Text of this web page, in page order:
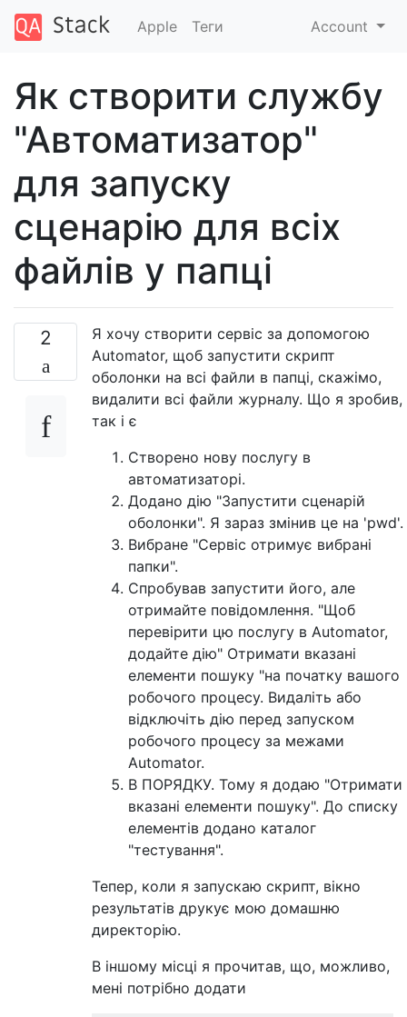
Apple Теги Account
Як створити службу
"Автоматизатор"
для запуску
сценарію для всіх
файлів у папці
2
Я хочу створити сервіс за допомогою
Automator, щоб запустити скрипт
оболонки на всі файли в папці, скажімо,
видалити всі файли журналу. Що я зробив,
так і є
Створено нову послугу в
автоматизаторі.
Додано дію "Запустити сценарій
оболонки". Я зараз змінив це на 'pwd'.
Вибране "Сервіс отримує вибрані
папки".
Спробував запустити його, але
отримайте повідомлення. "Щоб
перевірити цю послугу в Automator,
додайте дію" Отримати вказані
елементи пошуку "на початку вашого
робочого процесу. Видаліть або
відключіть дію перед запуском
робочого процесу за межами
Automator.
В ПОРЯДКУ. Тому я додаю "Отримати
вказані елементи пошуку". До списку
елементів додано каталог
"тестування".
Тепер, коли я запускаю скрипт, вікно
результатів друкує мою домашню
директорію.
В іншому місці я прочитав, що, можливо,
мені потрібно додати